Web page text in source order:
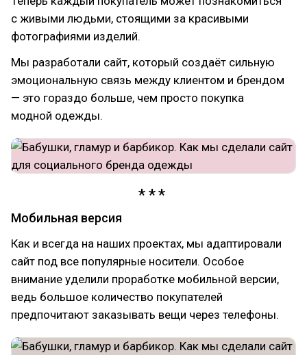
с живыми людьми, стоящими за красивыми
фотографиями изделий.
Мы разработали сайт, который создаёт сильную
эмоциональную связь между клиентом и брендом
— это гораздо больше, чем просто покупка
модной одежды.
Мобильная версия
Как и всегда на наших проектах, мы адаптировали
сайт под все популярные носители. Особое
внимание уделили проработке мобильной версии,
ведь большое количество покупателей
предпочитают заказывать вещи через телефоны.